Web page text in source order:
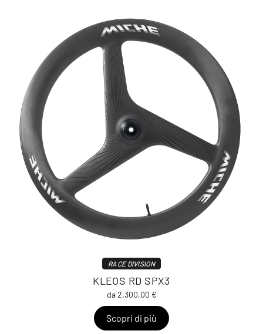
RACE DIVISION
KLEOS RD SPX3
da 2.300,00 €
Scopri di più